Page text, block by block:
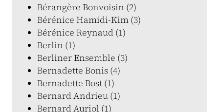
Bérangère Bonvoisin (2)
Bérénice Hamidi-Kim (3)
Bérénice Reynaud (1)
Berlin (1)
Berliner Ensemble (3)
Bernadette Bonis (4)
Bernadette Bost (1)
Bernard Andrieu (1)
Bernard Auriol (1)